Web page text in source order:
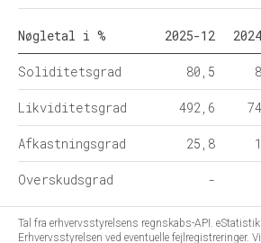
Nøgletal i % 2025-12
Soliditetsgrad 80,5
Likviditetsgrad 492,6
Afkastningsgrad 25,8
Overskudsgrad -
Tal fra erhvervsstyrelsens regnskabs-API. eStatistik
Erhvervsstyrelsen ved eventuelle fejlregistreringer.